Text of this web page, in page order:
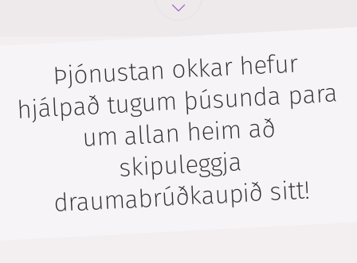
Þjónustan okkar hefur
hjálpað tugum þúsunda para
um allan heim að
skipuleggja
draumabrúðkaupið sitt!